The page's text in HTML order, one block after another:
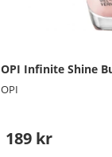
OPI Infinite Shine
OPI
189 kr